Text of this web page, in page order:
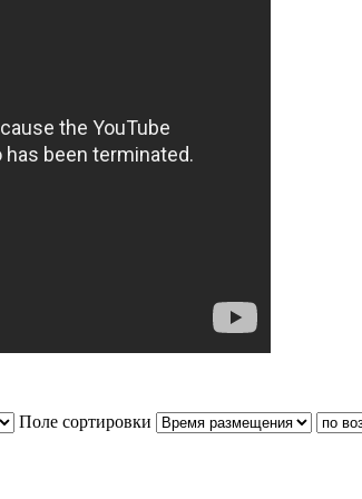
Поле сортировки